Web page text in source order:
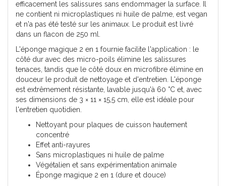
efficacement les salissures sans endommager la surface. Il
ne contient ni microplastiques ni huile de palme, est vegan
et n'a pas été testé sur les animaux. Le produit est livré
dans un flacon de 250 ml.
L'éponge magique 2 en 1 fournie facilite l'application : le
côté dur avec des micro-poils élimine les salissures
tenaces, tandis que le côté doux en microfibre élimine en
douceur le produit de nettoyage et d'entretien. L'éponge
est extrêmement résistante, lavable jusqu'à 60 °C et, avec
ses dimensions de 3 × 11 × 15,5 cm, elle est idéale pour
l'entretien quotidien.
Nettoyant pour plaques de cuisson hautement
concentré
Effet anti-rayures
Sans microplastiques ni huile de palme
Végétalien et sans expérimentation animale
Éponge magique 2 en 1 (dure et douce)